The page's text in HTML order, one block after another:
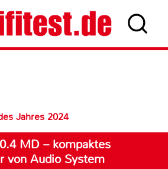
Jahres 2024
MD – kompaktes
von Audio System